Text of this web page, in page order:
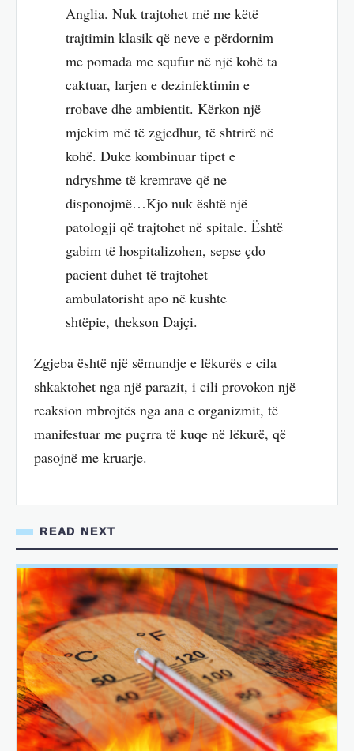
Anglia. Nuk trajtohet më me këtë
trajtimin klasik që neve e përdornim
me pomada me squfur në një kohë ta
caktuar, larjen e dezinfektimin e
rrobave dhe ambientit. Kërkon një
mjekim më të zgjedhur, të shtrirë në
kohë. Duke kombinuar tipet e
ndryshme të kremrave që ne
disponojmë…Kjo nuk është një
patologji që trajtohet në spitale. Është
gabim të hospitalizohen, sepse çdo
pacient duhet të trajtohet
ambulatorisht apo në kushte
shtëpie, thekson Dajçi.
Zgjeba është një sëmundje e lëkurës e cila
shkaktohet nga një parazit, i cili provokon një
reaksion mbrojtës nga ana e organizmit, të
manifestuar me puçrra të kuqe në lëkurë, që
pasojnë me kruarje.
READ NEXT